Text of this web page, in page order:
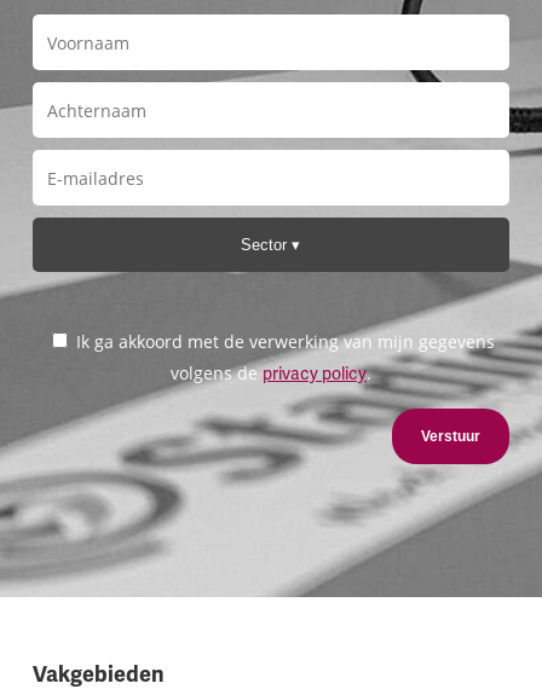
Sector
Ik ga akkoord met de verwerking van mijn gegevens
volgens deprivacy policy.
Verstuur
Vakgebieden